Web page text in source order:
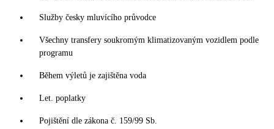
Služby česky mluvícího průvodce
Všechny transfery soukromým klimatizovaným vozidlem podle
programu
Během výletů je zajištěna voda
Let. poplatky
Pojištění dle zákona č. 159/99 Sb.